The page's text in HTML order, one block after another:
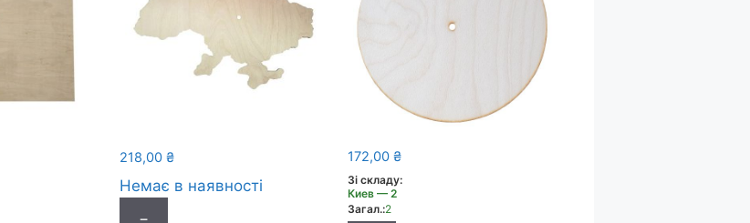
218,00₴
Немає в наявності
−
172,00₴
Зі складу:
Киев — 2
Загал.:2